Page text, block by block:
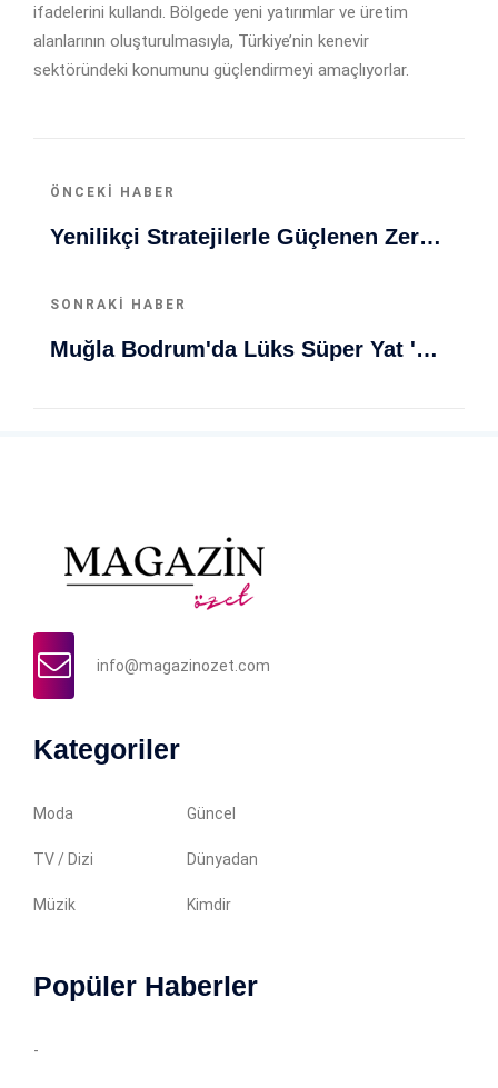
ifadelerini kullandı. Bölgede yeni yatırımlar ve üretim
alanlarının oluşturulmasıyla, Türkiye’nin kenevir
sektöründeki konumunu güçlendirmeyi amaçlıyorlar.
ÖNCEKI HABER
Yenilikçi Stratejilerle Güçlenen Zeray GYO'dan Büyük Güven Ve Büyüme Vizyonu
SONRAKI HABER
Muğla Bodrum'da Lüks Süper Yat 'Golden Odyssey' Demirledi
info@magazinozet.com
Kategoriler
Moda Güncel
TV / Dizi Dünyadan
Müzik Kimdir
Popüler Haberler
-